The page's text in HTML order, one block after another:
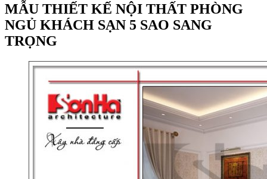
MẪU THIẾT KẾ NỘI THẤT PHÒNG
NGỦ KHÁCH SẠN 5 SAO SANG
TRỌNG